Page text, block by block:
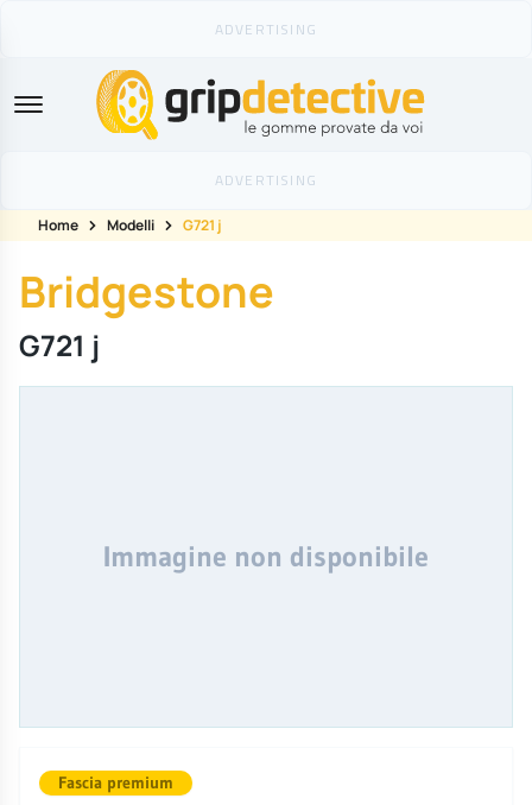
GripDetective
Home Modelli G721 j
Bridgestone
G721 j
Immagine non disponibile
Fascia premium